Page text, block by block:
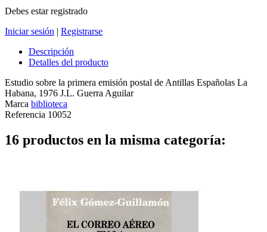
Debes estar registrado
Iniciar sesión | Registrarse
Descripción
Detalles del producto
Estudio sobre la primera emisión postal de Antillas Españolas La
Habana, 1976 J.L. Guerra Aguilar
Marca biblioteca
Referencia 10052
16 productos en la misma categoría: